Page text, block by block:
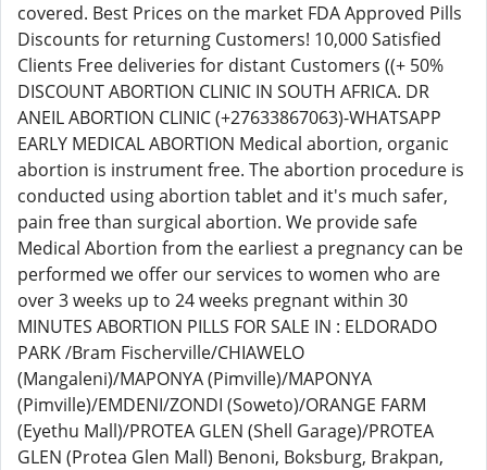
covered. Best Prices on the market FDA Approved Pills
Discounts for returning Customers! 10,000 Satisfied
Clients Free deliveries for distant Customers ((+ 50%
DISCOUNT ABORTION CLINIC IN SOUTH AFRICA. DR
ANEIL ABORTION CLINIC (+27633867063)-WHATSAPP
EARLY MEDICAL ABORTION Medical abortion, organic
abortion is instrument free. The abortion procedure is
conducted using abortion tablet and it's much safer,
pain free than surgical abortion. We provide safe
Medical Abortion from the earliest a pregnancy can be
performed we offer our services to women who are
over 3 weeks up to 24 weeks pregnant within 30
MINUTES ABORTION PILLS FOR SALE IN : ELDORADO
PARK /Bram Fischerville/CHIAWELO
(Mangaleni)/MAPONYA (Pimville)/MAPONYA
(Pimville)/EMDENI/ZONDI (Soweto)/ORANGE FARM
(Eyethu Mall)/PROTEA GLEN (Shell Garage)/PROTEA
GLEN (Protea Glen Mall) Benoni, Boksburg, Brakpan,